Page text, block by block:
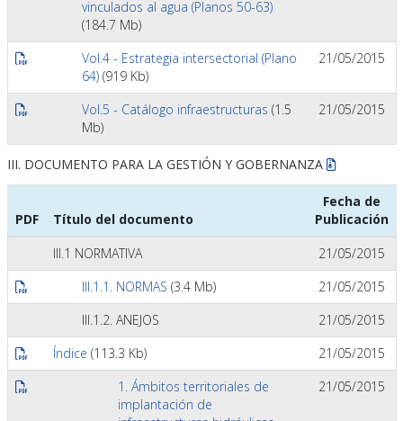
vinculados al agua (Planos 50-63)
(184.7 Mb)
Vol.4 - Estrategia intersectorial (Plano
64) (919 Kb)
21/05/2015
Vol.5 - Catálogo infraestructuras (1.5
Mb)
21/05/2015
III. DOCUMENTO PARA LA GESTIÓN Y GOBERNANZA
PDF Título del documento
Fecha de
Publicación
III.1 NORMATIVA
21/05/2015
III.1.1. NORMAS (3.4 Mb)
21/05/2015
III.1.2. ANEJOS
21/05/2015
Índice (113.3 Kb)
21/05/2015
1. Ámbitos territoriales de
implantación de
21/05/2015